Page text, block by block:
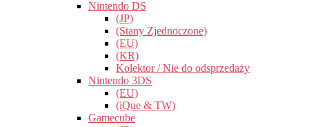
Nintendo DS
(JP)
(Stany Zjednoczone)
(EU)
(KR)
Kolektor / Nie do odsprzedaży
Nintendo 3DS
(EU)
(iQue & TW)
Gamecube